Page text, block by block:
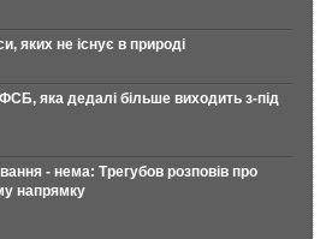
яких не існує в природі
ФСБ, яка дедалі більше виходить з-під
- нема: Трегубов розповів про
напрямку